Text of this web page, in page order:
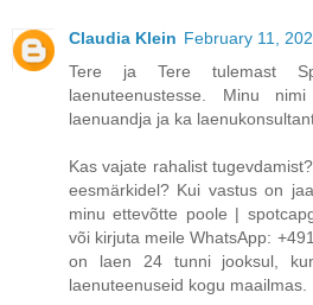
Claudia Klein February 11,
Tere ja Tere tulemast
laenuteenustesse. Minu
laenuandja ja ka
Kas vajate rahalist
eesmärkidel? Kui vastus on
minu ettevõtte poole |
või kirjuta meile WhatsApp:
on laen 24 tunni jooksul,
laenuteenuseid kogu maailmas.